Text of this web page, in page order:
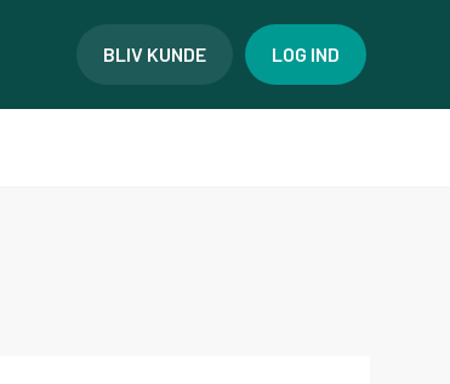
BLIV KUNDE LOG IND